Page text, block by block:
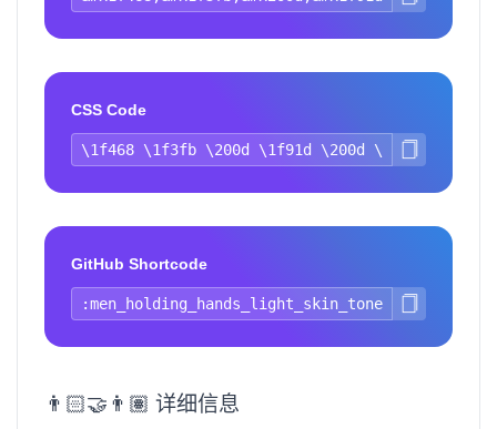
CSS Code
GitHub Shortcode
👨🏻‍🤝‍👨🏽 详细信息